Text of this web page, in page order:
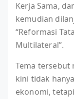
Kerja Sama,
kemudian
“Reformasi
Multilateral”.
Tema tersebut
kini tidak
ekonomi,